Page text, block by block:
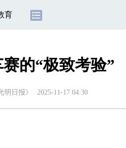
育
的“极致考验”
明日报》 2025-11-17 04:30